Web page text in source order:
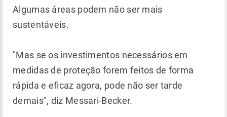
Algumas áreas podem não ser mais
sustentáveis.
"Mas se os investimentos necessários em
medidas de proteção forem feitos de forma
rápida e eficaz agora, pode não ser tarde
demais", diz Messari-Becker.